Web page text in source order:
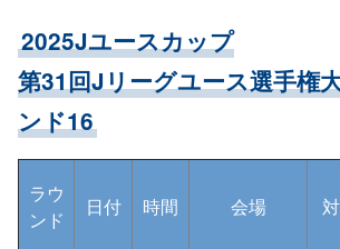
2025Jユースカップ
第31回Jリーグユース選手権
ンド16
ラウ
ンド
日付 時間 会場